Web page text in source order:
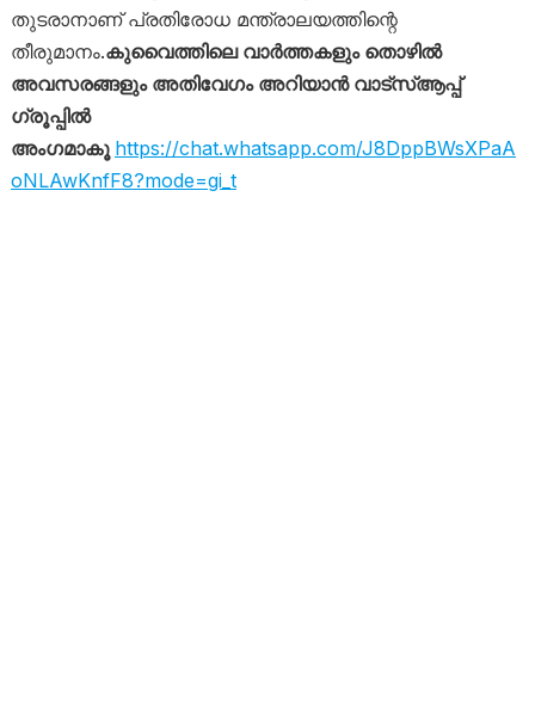
തുടരാനാണ് പ്രതിരോധ മന്ത്രാലയത്തിന്റെ
തീരുമാനം.കുവൈത്തിലെ വാർത്തകളും തൊഴിൽ
അവസരങ്ങളും അതിവേഗം അറിയാൻ വാട്സ്ആപ്പ്
ഗ്രൂപ്പിൽ
അംഗമാകൂ https://chat.whatsapp.com/J8DppBWsXPaA
oNLAwKnfF8?mode=gi_t